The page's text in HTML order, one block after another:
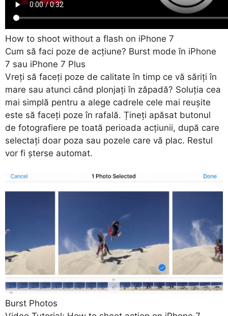
How to shoot without a flash on iPhone 7
Cum să faci poze de acțiune? Burst mode în iPhone
7 sau iPhone 7 Plus
Vreți să faceți poze de calitate în timp ce vă săriți în
mare sau atunci când plonjați în zăpadă? Soluția cea
mai simplă pentru a alege cadrele cele mai reușite
este să faceți poze în rafală. Țineți apăsat butonul
de fotografiere pe toată perioada acțiunii, după care
selectați doar poza sau pozele care vă plac. Restul
vor fi șterse automat.
Burst Photos